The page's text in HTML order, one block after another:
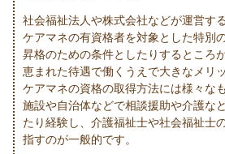
社会福祉法人や株式会社などが運営す
ケアマネの有資格者を対象とした特別
昇格のための条件としたりするところ
恵まれた待遇で働くうえで大きなメリ
ケアマネの資格の取得方法には様々な
施設や自治体などで相談援助や介護な
たり経験し、介護福祉士や社会福祉士
指すのが一般的です。